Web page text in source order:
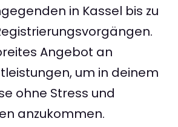
in Kassel bis zu
Angebot an
um in deinem
ohne Stress und
anzukommen.